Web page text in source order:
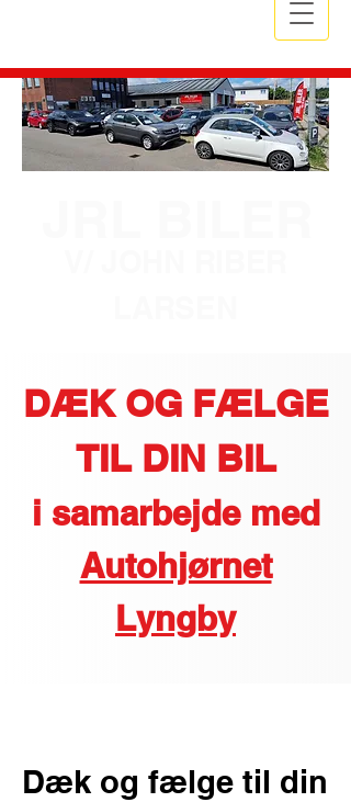
DÆK OG FÆLGE
TIL DIN BIL
i samarbejde med
Autohjørnet
Lyngby
Dæk og fælge til din